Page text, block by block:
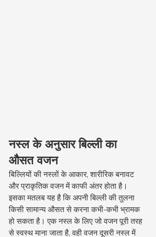
नस्ल के अनुसार बिल्ली का
औसत वजन
बिल्लियों की नस्लों के आकार, शारीरिक बनावट
और प्राकृतिक वजन में काफी अंतर होता है।
इसका मतलब यह है कि अपनी बिल्ली की तुलना
किसी सामान्य औसत से करना कभी-कभी भ्रामक
हो सकता है। एक नस्ल के लिए जो वजन पूरी तरह
से स्वस्थ माना जाता है, वही वजन दूसरी नस्ल में